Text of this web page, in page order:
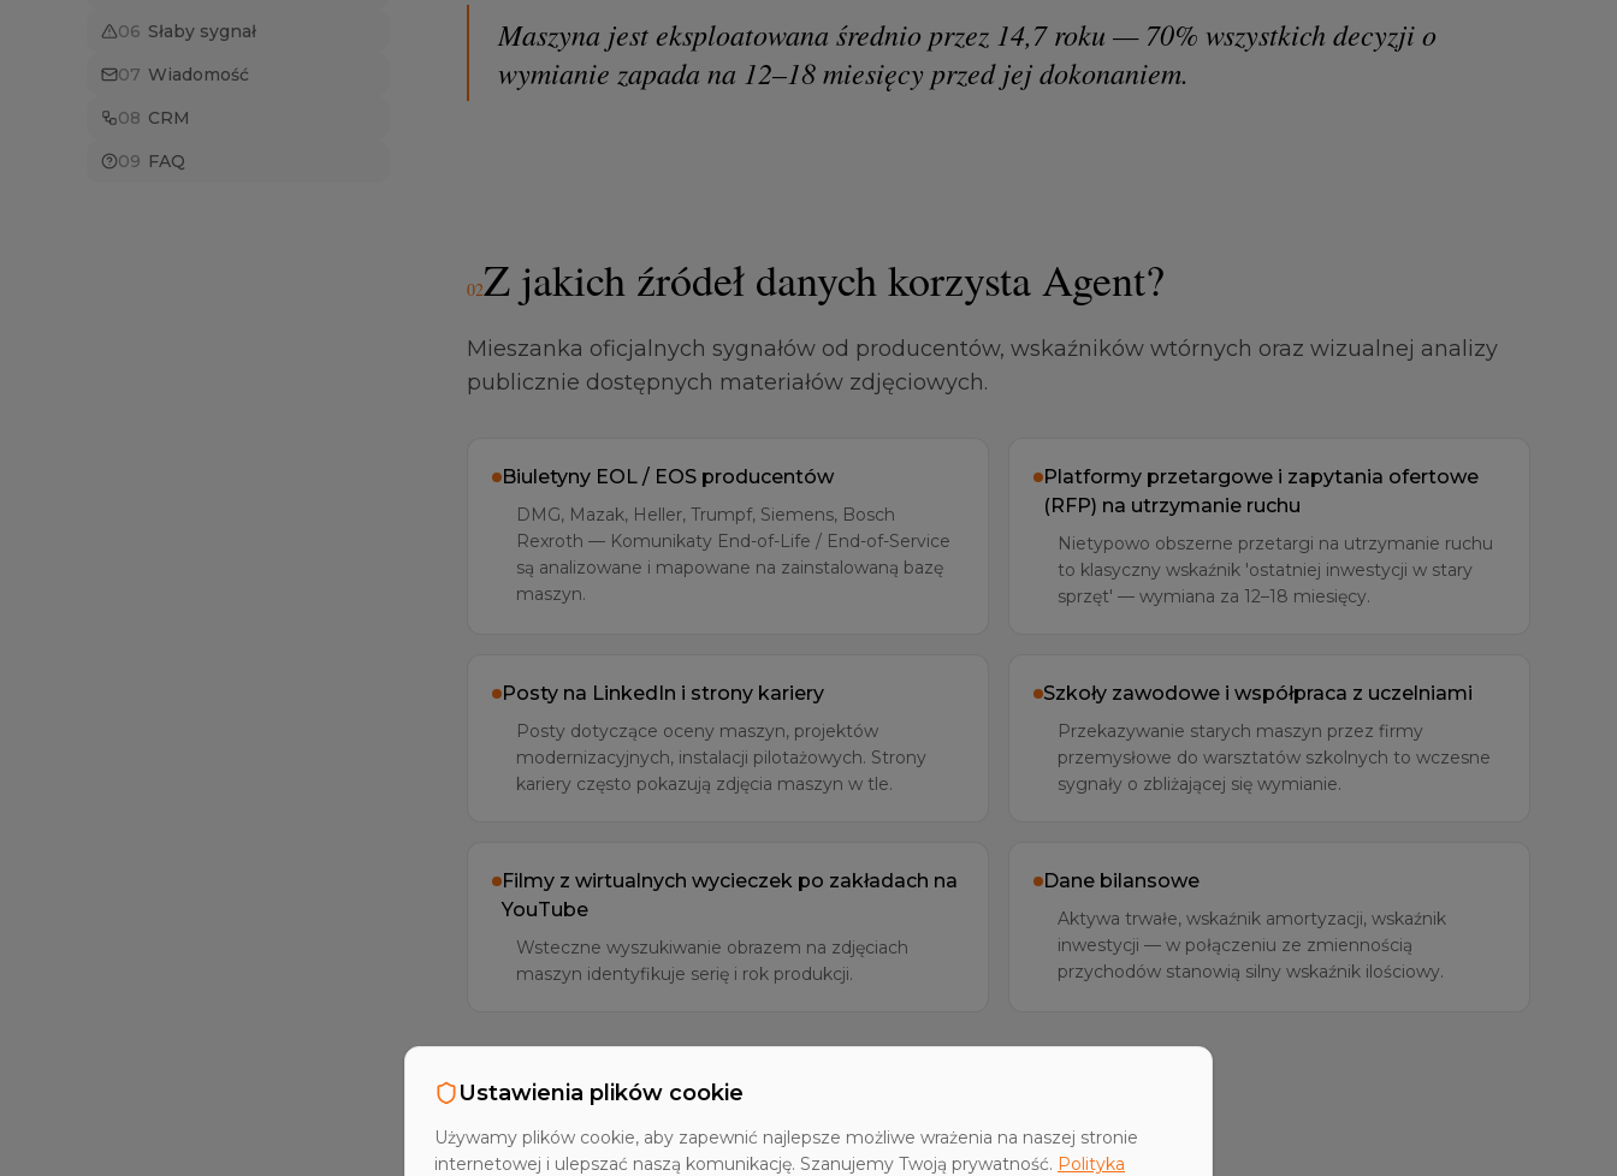
06 Słaby sygnał
07 Wiadomość
08 CRM
09 FAQ
Maszyna jest eksploatowana średnio przez 14,7 roku — 70% wszystkich decyzji o
wymianie zapada na 12–18 miesięcy przed jej dokonaniem.
02Z jakich źródeł danych korzysta Agent?
Mieszanka oficjalnych sygnałów od producentów, wskaźników wtórnych oraz wizualnej analizy
publicznie dostępnych materiałów zdjęciowych.
Biuletyny EOL / EOS producentów
DMG, Mazak, Heller, Trumpf, Siemens, Bosch
Rexroth — Komunikaty End-of-Life / End-of-Service
są analizowane i mapowane na zainstalowaną bazę
maszyn.
Platformy przetargowe i zapytania ofertowe
(RFP) na utrzymanie ruchu
Nietypowo obszerne przetargi na utrzymanie ruchu
to klasyczny wskaźnik 'ostatniej inwestycji w stary
sprzęt' — wymiana za 12–18 miesięcy.
Posty na LinkedIn i strony kariery
Posty dotyczące oceny maszyn, projektów
modernizacyjnych, instalacji pilotażowych. Strony
kariery często pokazują zdjęcia maszyn w tle.
Szkoły zawodowe i współpraca z uczelniami
Przekazywanie starych maszyn przez firmy
przemysłowe do warsztatów szkolnych to wczesne
sygnały o zbliżającej się wymianie.
Filmy z wirtualnych wycieczek po zakładach na
YouTube
Wsteczne wyszukiwanie obrazem na zdjęciach
maszyn identyfikuje serię i rok produkcji.
Dane bilansowe
Aktywa trwałe, wskaźnik amortyzacji, wskaźnik
inwestycji — w połączeniu ze zmiennością
przychodów stanowią silny wskaźnik ilościowy.
Ustawienia plików cookie
Używamy plików cookie, aby zapewnić najlepsze możliwe wrażenia na naszej stronie
internetowej i ulepszać naszą komunikację. Szanujemy Twoją prywatność. Polityka